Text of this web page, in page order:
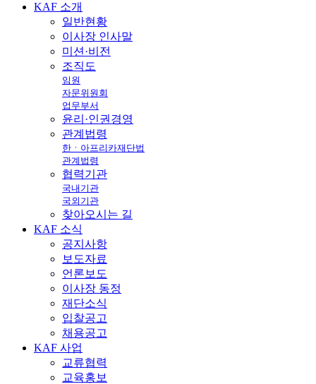
KAF 소개
일반현황
이사장 인사말
미션·비전
조직도
임원
자문위원회
업무부서
윤리·인권경영
관계법령
한ㆍ아프리카재단법
관계법령
협력기관
국내기관
국외기관
찾아오시는 길
KAF 소식
공지사항
보도자료
언론보도
이사장 동정
재단소식
입찰공고
채용공고
KAF 사업
교류협력
교육홍보